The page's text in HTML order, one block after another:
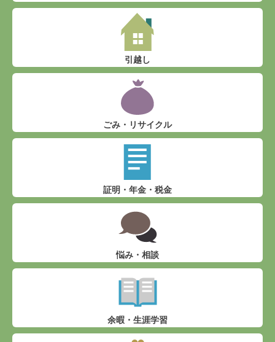
引越し
ごみ・リサイクル
証明・年金・税金
悩み・相談
余暇・生涯学習